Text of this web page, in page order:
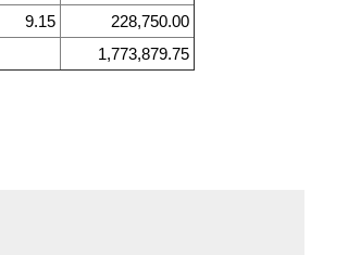
9.15
228,750.00
1,773,879.75